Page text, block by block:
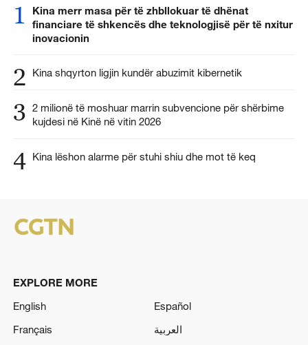
1
Kina merr masa për të zhbllokuar të dhënat
financiare të shkencës dhe teknologjisë për të nxitur
inovacionin
2 Kina shqyrton ligjin kundër abuzimit kibernetik
3 2 milionë të moshuar marrin subvencione për shërbime
kujdesi në Kinë në vitin 2026
4 Kina lëshon alarme për stuhi shiu dhe mot të keq
EXPLORE MORE
English
Español
Français
العربية